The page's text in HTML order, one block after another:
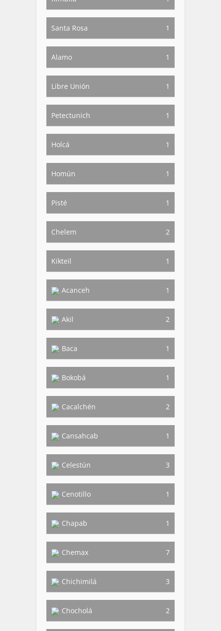
Santa Rosa 1
Alamo 1
Libre Unión 1
Petectunich 1
Holcá 1
Homún 1
Pisté 1
Chelem 2
Kikteil 1
Acanceh 1
Akil 2
Baca 1
Bokobá 1
Cacalchén 2
Cansahcab 1
Celestún 3
Cenotillo 1
Chapab 1
Chemax 7
Chichimilá 3
Chocholá 2